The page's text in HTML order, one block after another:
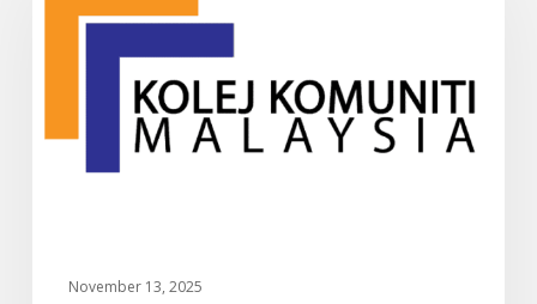
Terbaik
November 13, 2025